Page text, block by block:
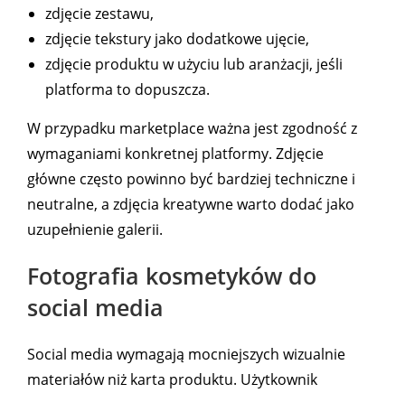
zdjęcie zestawu,
zdjęcie tekstury jako dodatkowe ujęcie,
zdjęcie produktu w użyciu lub aranżacji, jeśli
platforma to dopuszcza.
W przypadku marketplace ważna jest zgodność z
wymaganiami konkretnej platformy. Zdjęcie
główne często powinno być bardziej techniczne i
neutralne, a zdjęcia kreatywne warto dodać jako
uzupełnienie galerii.
Fotografia kosmetyków do
social media
Social media wymagają mocniejszych wizualnie
materiałów niż karta produktu. Użytkownik